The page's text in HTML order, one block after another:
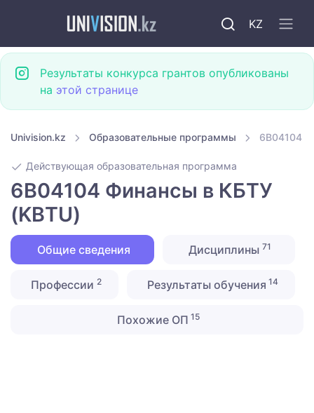
KZ
Результаты конкурса грантов опубликованы
на этой странице
Univision.kz Образовательные программы 6B04104
Действующая образовательная программа
6B04104 Финансы в КБТУ
(KBTU)
Общие сведения Дисциплины 71
Профессии 2 Результаты обучения 14
Похожие ОП 15